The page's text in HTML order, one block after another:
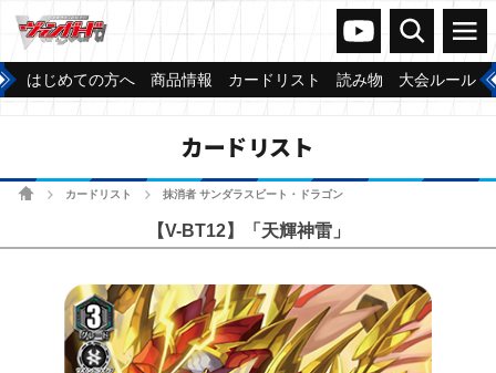
ヴァンガードch
検索 メニュー
はじめての方へ 商品情報 カードリスト 読み物 大会ルール
カードリスト
ホームカードリスト 抹消者 サンダラスビート・ドラゴン
【V-BT12】「天輝神雷」